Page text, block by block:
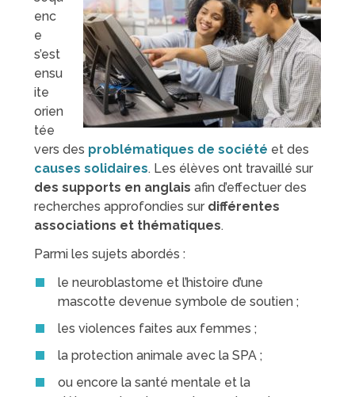
enc
e
s’est
ensu
ite
orien
tée
vers des problématiques de société et des
causes solidaires. Les élèves ont travaillé sur
des supports en anglais afin d’effectuer des
recherches approfondies sur différentes
associations et thématiques.
Parmi les sujets abordés :
le neuroblastome et l’histoire d’une
mascotte devenue symbole de soutien ;
les violences faites aux femmes ;
la protection animale avec la SPA ;
ou encore la santé mentale et la